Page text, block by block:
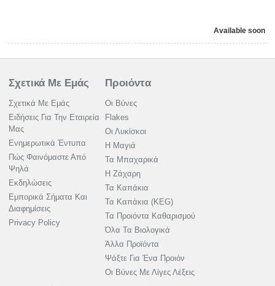
Available soon
Σχετικά Με Εμάς
Σχετικά Με Εμάς
Ειδήσεις Για Την Εταιρεία
Μας
Ενημερωτικά Έντυπα
Πώς Φαινόμαστε Από
Ψηλά
Εκδηλώσεις
Εμπορικά Σήματα Και
Διαφημίσεις
Privacy Policy
Προιόντα
Οι Βύνες
Flakes
Οι Λυκίσκοι
Η Μαγιά
Τα Μπαχαρικά
Η Ζάχαρη
Τα Καπάκια
Τα Καπάκια (KEG)
Τα Προιόντα Καθαρισμού
Όλα Τα Βιολογικά
Άλλα Προϊόντα
Ψάξτε Για Ένα Προιόν
Οι Βύνες Με Λίγες Λέξεις